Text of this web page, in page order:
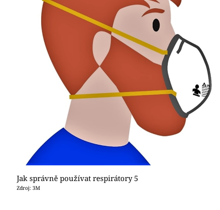
Jak správně používat respirátory 5
Zdroj: 3M